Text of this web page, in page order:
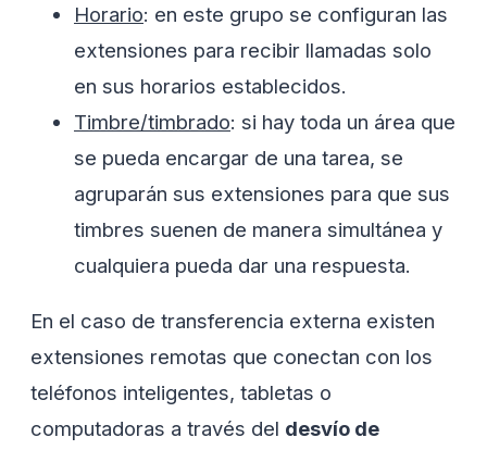
Horario: en este grupo se configuran las
extensiones para recibir llamadas solo
en sus horarios establecidos.
Timbre/timbrado: si hay toda un área que
se pueda encargar de una tarea, se
agruparán sus extensiones para que sus
timbres suenen de manera simultánea y
cualquiera pueda dar una respuesta.
En el caso de transferencia externa existen
extensiones remotas que conectan con los
teléfonos inteligentes, tabletas o
computadoras a través del desvío de